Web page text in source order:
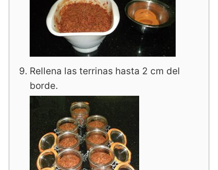
Rellena las terrinas hasta 2 cm del
borde.